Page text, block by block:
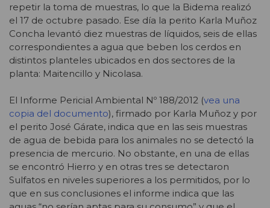
repetir la toma de muestras, lo que la Bidema realizó
el 17 de octubre pasado. Ese día la perito Karla Muñoz
Concha levantó diez muestras de líquidos, seis de ellas
correspondientes a agua que beben los cerdos en
distintos planteles ubicados en dos sectores de la
planta: Maitencillo y Nicolasa.
El Informe Pericial Ambiental Nº 188/2012 (vea una
copia del documento), firmado por Karla Muñoz y por
el perito José Gárate, indica que en las seis muestras
de agua de bebida para los animales no se detectó la
presencia de mercurio. No obstante, en una de ellas
se encontró Hierro y en otras tres se detectaron
Sulfatos en niveles superiores a los permitidos, por lo
que en sus conclusiones el informe indica que las